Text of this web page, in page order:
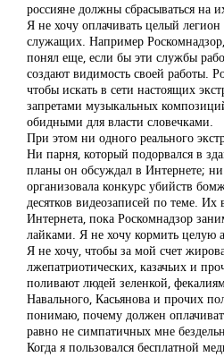
россияне должны сбрасываться на
Я не хочу оплачивать целый легион
служащих. Например
понял еще, если бы эти службы
создают видимость своей работы.
чтобы искать в сети настоящих
запретами музыкальных
обидными для власти словечками.
При этом ни одного реального
Ни парня, который подорвался в
планы он обсуждал в Интернете;
организовала конкурс убийств
десятков видеозаписей по теме. Их
Интернета, пока Роскомнадзор
лайками. Я не хочу кормить целую
Я не хочу, чтобы за мой счет
лжепатриотических, казачьих и
поливают людей зеленкой,
Навального, Касьянова и прочих
понимаю, почему должен
равно не симпатичных мне
Когда я пользовался бесплатной